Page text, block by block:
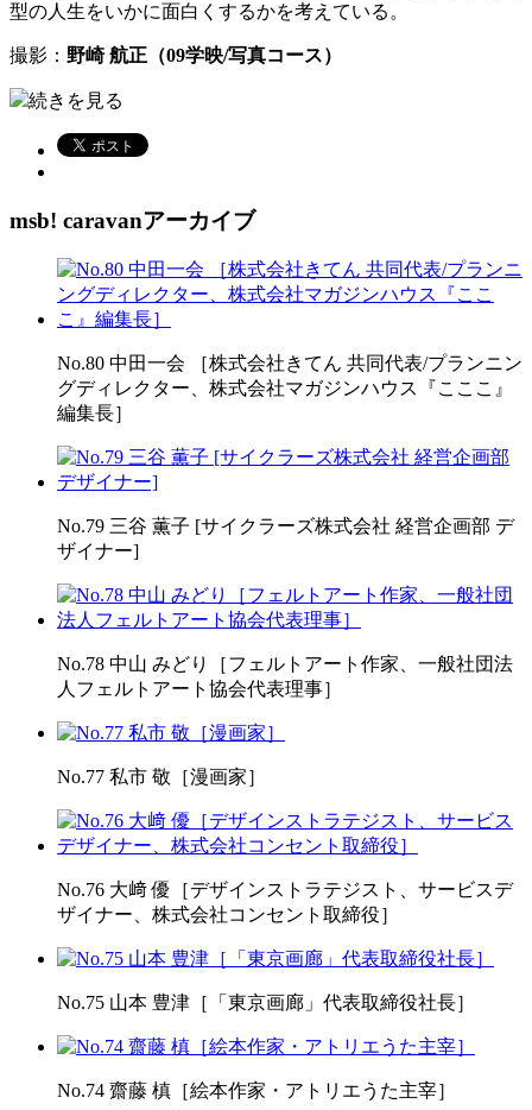
型の人生をいかに面白くするかを考えている。
撮影： 野崎 航正（09学映/写真コース）
続きを見る
msb! caravanアーカイブ
No.80 中田一会 ［株式会社きてん 共同代表/プランニン
グディレクター、株式会社マガジンハウス『こここ』
編集長］
No.79 三谷 薫子 [サイクラーズ株式会社 経営企画部 デ
ザイナー]
No.78 中山 みどり［フェルトアート作家、一般社団法
人フェルトアート協会代表理事］
No.77 私市 敬［漫画家］
No.76 大﨑 優［デザインストラテジスト、サービスデ
ザイナー、株式会社コンセント取締役］
No.75 山本 豊津［「東京画廊」代表取締役社長］
No.74 齋藤 槙［絵本作家・アトリエうた主宰］